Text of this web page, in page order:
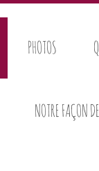
PHOTOS
NOTRE FAÇON